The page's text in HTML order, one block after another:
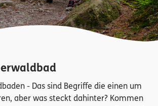
- Das sind Begriffe die einen um
aber was steckt dahinter? Kommen